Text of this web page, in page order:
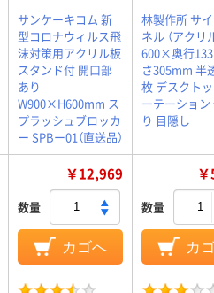
サンケーキコム 新
型コロナウィルス飛
沫対策用アクリル板
スタンド付 開口部
あり
W900×H600mm ス
プラッシュブロッカ
ー SPBー01（直送品）
林製作所 サ
ネル （アクリ
600×奥行
さ305mm 半
枚 デスクト
ーテーション
り 目隠し
￥12,969
数量
カゴへ
数量
カ